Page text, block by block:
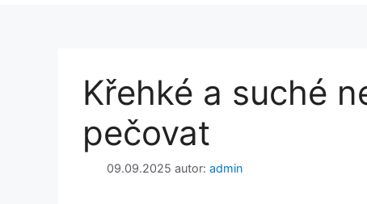
Křehké a suché
pečovat
09.09.2025 autor: admin